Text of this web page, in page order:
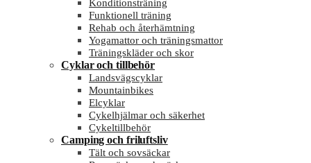
Konditionsträning
Funktionell träning
Rehab och återhämtning
Yogamattor och träningsmattor
Träningskläder och skor
Cyklar och tillbehör
Landsvägscyklar
Mountainbikes
Elcyklar
Cykelhjälmar och säkerhet
Cykeltillbehör
Camping och friluftsliv
Tält och sovsäckar